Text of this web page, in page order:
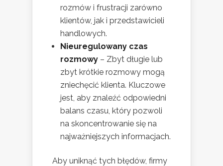
rozmów i frustracji zarówno
klientów, jak i przedstawicieli
handlowych.
Nieuregulowany czas
rozmowy – Zbyt długie lub
zbyt krótkie rozmowy mogą
zniechęcić klienta. Kluczowe
jest, aby znaleźć odpowiedni
balans czasu, który pozwoli
na skoncentrowanie się na
najważniejszych informacjach.
Aby uniknąć tych błędów, firmy